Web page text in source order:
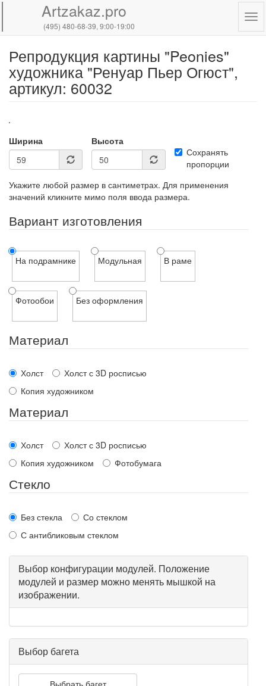
Перейти
основному
содержанию
Artzakaz.pro
(495) 480-68-39, 9:00-19:00
Репродукция картины "Peonies"
художника "Ренуар Пьер Огюст",
артикул: 60032
Ширина
Высота
Сохранять
пропорции
Укажите любой размер в сантиметрах. Для применения
значений кликните мимо поля ввода размера.
Вариант изготовления
На подрамнике Модульная В раме
Фотообои Без оформления
Материал
Холст
Холст с 3D росписью
Копия художником
Материал
Холст
Холст с 3D росписью
Копия художником
Фотобумага
Стекло
Без стекла
Со стеклом
С антибликовым стеклом
Выбор конфигурации модулей. Положение
модулей и размер можно менять мышкой на
изображении.
Выбор багета
Выбрать багет